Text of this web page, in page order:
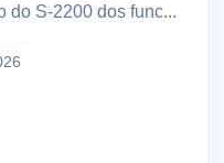
do S-2200 dos func...